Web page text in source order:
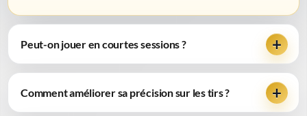
Peut-on jouer en courtes sessions ?
Comment améliorer sa précision sur les tirs ?